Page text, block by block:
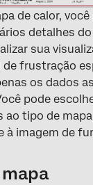
de calor,
detalhes
sua
de frustração
os dados
pode
ao tipo de
à imagem de